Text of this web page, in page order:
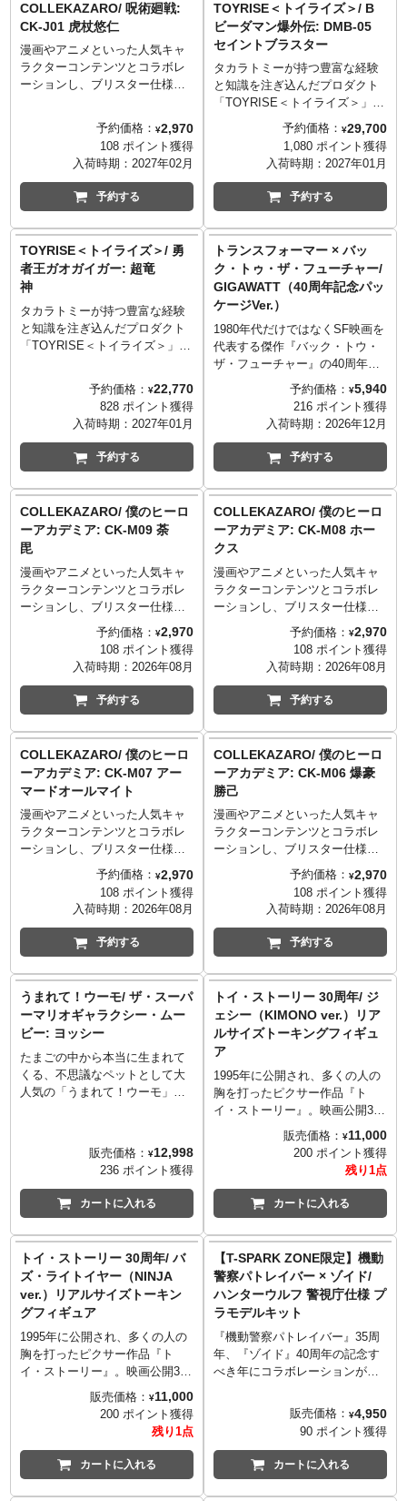
術廻戦0』の主人公でもある、亡
くなった幼馴染、織本梨花の呪
霊に囲まれる、日本に4人しかい
ない特級呪術師の一人「乙骨憂
太」。
界を支配する三大名家の一つ、
全院家の末裔で、東京呪術高等
学校の1年生「伏黒恵」。
COLLEKAZARO/ 呪術廻戦:
CK-J01 虎杖悠仁
漫画やアニメといった人気キャ
ラクターコンテンツとコラボレ
ーションし、ブリスター仕様の
フィギュアシリーズ
「COLLEKAZARO」。芥見下々
氏による呪術師の戦いを描いた
ダークファンタジー・バトル漫
画をアニメ化したアニメ『呪術
廻戦』とのコラボレーションア
れた身体能力を備えた少年で、
特級呪物・両面宿儺の指を食べ
たことがきっかけで、呪術の世
界に足を踏み入れることなった
主人公「虎杖悠仁」。
予約価格： ¥2,970
108 ポイント獲得
入荷時期： 2027年02月
予約する
TOYRISE＜トイライズ＞/ B
ビーダマン爆外伝: DMB-05
セイントブラスター
タカラトミーが持つ豊富な経験
と知識を注ぎ込んだプロダクト
「TOYRISE＜トイライズ＞」。
1998年のアニメ『Ｂビーダマン
爆外伝』から、トイライズのホ
ワイトブロス、ブルーブレイバ
ー、イエロークラッシャーが新
たな仕様のセットになって再登
場！新たなユニットとして、プ
付属（DMB-01、02、03に付属
した音声ユニットは付属しませ
ん。）。プラスチック製の玉を
後部のトリガーを押すことで発
射が可能。プラスチック製の玉
の内部には、プラネットエンブ
レムを刻印したディスクパーツ
はそれぞれライドモードへ変形
でき、頭部のビーダカプセルは
取り外しが可能！本体に装着し
た状態で回転することで、コッ
クピットから頭部へ変形！セッ
イントブラスターを組みたてる
こと出来ます。「トイライズ
DMB-04 ブラックデバスター
（別売）」と組み合わせること
で、セイントドラゴンを組み立
てることも可能！さらに、新規
造形にて、メイル装備状態のボ
おボン、きいろボン、くろボ
ン）付属し、各ビーダアーマー
のコックピットの搭乗が可能！
（DMB-01，02，03，04に付属
したノーマル状態のフィギュア
予約価格： ¥29,700
1,080 ポイント獲得
入荷時期： 2027年01月
予約する
TOYRISE＜トイライズ＞/ 勇
者王ガオガイガー: 超竜
神
タカラトミーが持つ豊富な経験
と知識を注ぎ込んだプロダクト
「TOYRISE＜トイライズ＞」か
リジナルアレンジによって、超
竜神の肩可動と完全変形の共存
を実現し、余剰パーツ無しでの
シンメトリカルドッキングが可
能！氷竜と炎竜のそれぞれに持
竜・炎竜に設定された豊富な武
器・装備がオプションパーツと
して同梱。ペンシルランチャー
は、イレイザーヘッドの保持を
補助するために、組み替えてス
タンドモードにすることも可
予約価格： ¥22,770
828 ポイント獲得
入荷時期： 2027年01月
予約する
トランスフォーマー × バッ
ク・トゥ・ザ・フューチャー/
GIGAWATT（40周年記念パッ
ケージVer.）
1980年代だけではなくSF映画を
代表する傑作『バック・トウ・
ザ・フューチャー』の40周年企
画として、2020年に発売して好
評を博したトランスフォーマー
とのコラボレーション企画、変
形するタイムマシン
『GIGAWATT』が40周年記念パ
ッケージ仕様で再び登場。ビー
した科学者「ドク」の顔を模し
たロボットモードに変形しま
す！
予約価格： ¥5,940
216 ポイント獲得
入荷時期： 2026年12月
予約する
COLLEKAZARO/ 僕のヒーロ
ーアカデミア: CK-M09 荼
毘
漫画やアニメといった人気キャ
ラクターコンテンツとコラボレ
ーションし、ブリスター仕様の
パッケージに入った3.75インチ
フィギュアシリーズ
「COLLEKAZARO」。連載が大
団円を迎えてもなお、その話題
が尽きない人気作品『僕のヒー
ローアカデミア』の第二弾がラ
り、現行のヒーロー社会崩壊を
目的とする超常解放戦線の実力
者「荼毘」。
予約価格： ¥2,970
108 ポイント獲得
入荷時期： 2026年08月
予約する
COLLEKAZARO/ 僕のヒーロ
ーアカデミア: CK-M08 ホー
クス
漫画やアニメといった人気キャ
ラクターコンテンツとコラボレ
ーションし、ブリスター仕様の
パッケージに入った3.75インチ
フィギュアシリーズ
「COLLEKAZARO」。連載が大
団円を迎えてもなお、その話題
が尽きない人気作品『僕のヒー
ローアカデミア』の第二弾がラ
ーローで常に先を見据えた"早す
ぎる男"「ホークス」。
予約価格： ¥2,970
108 ポイント獲得
入荷時期： 2026年08月
予約する
COLLEKAZARO/ 僕のヒーロ
ーアカデミア: CK-M07 アー
マードオールマイト
漫画やアニメといった人気キャ
ラクターコンテンツとコラボレ
ーションし、ブリスター仕様の
パッケージに入った3.75インチ
フィギュアシリーズ
「COLLEKAZARO」。連載が大
団円を迎えてもなお、その話題
が尽きない人気作品『僕のヒー
ローアカデミア』の第二弾がラ
インナップ！こちらは、戦う力
を失ったオールマイトが運命に
抗うべく私財の全てを投げ打っ
て用意した最後の戦闘形態「ア
ーマードオールマイト」。
予約価格： ¥2,970
108 ポイント獲得
入荷時期： 2026年08月
予約する
COLLEKAZARO/ 僕のヒーロ
ーアカデミア: CK-M06 爆豪
勝己
漫画やアニメといった人気キャ
ラクターコンテンツとコラボレ
ーションし、ブリスター仕様の
パッケージに入った3.75インチ
フィギュアシリーズ
「COLLEKAZARO」。連載が大
団円を迎えてもなお、その話題
が尽きない人気作品『僕のヒー
ローアカデミア』の第二弾がラ
インナップ！こちらは、主人
公、緑谷出久の幼馴染でありク
ラスメートである不良少年「爆
豪勝己」。天才肌であるが故の
挫折や葛藤を経験しヒーローへ
と成長する物語には欠かせない
キャラクターの一人。
予約価格： ¥2,970
108 ポイント獲得
入荷時期： 2026年08月
予約する
うまれて！ウーモ/ ザ・スーパ
ーマリオギャラクシー・ムー
ビー: ヨッシー
たまごの中から本当に生まれて
くる、不思議なペットとして大
人気の「うまれて！ウーモ」シ
わせ、劇中のヨッシーがライン
ナップしました！固定ピン、カ
バー、ふたを順番に外してタマ
ゴを取り出し、タマゴの下部を
じまり、ヨッシーが殻を割って
生まれてくるよ。ヨッシーには
鼻、頭にセンサー、背中にボタ
ンあり、鼻や頭をタッチするこ
とでリアクションしてくれるか
わいいやつ。ただし、たまごが
孵化するのは一度きりとなりま
うことをオススメいたします！
販売価格： ¥12,998
236 ポイント獲得
カートに入れる
トイ・ストーリー 30周年/ ジ
ェシー（KIMONO ver.）リア
ルサイズトーキングフィギュ
ア
1995年に公開され、多くの人の
胸を打ったピクサー作品『ト
イ・ストーリー』。映画公開30
周年記念商品として、ピクサー
公式監修のオリジナルショート
ムービー『日本の彼方へ、さあ
いくぞ！』に登場する、着物姿
のジェシーが、劇中そのままの
リアルサイズフィギュアとなっ
画そのままの声でセリフをしゃ
べり、日本語と英語の切替も可
能で、合計51種のセリフが楽し
めます。日本ならではのアイテ
ムをお見逃しなく！
販売価格： ¥11,000
200 ポイント獲得
残り1点
カートに入れる
トイ・ストーリー 30周年/ バ
ズ・ライトイヤー（NINJA
ver.）リアルサイズトーキン
グフィギュア
1995年に公開され、多くの人の
胸を打ったピクサー作品『ト
イ・ストーリー』。映画公開30
周年記念商品として、ピクサー
公式監修のオリジナルショート
ムービー『日本の彼方へ、さあ
いくぞ！』に登場する、忍者姿
のバズが、劇中そのままのリア
ルサイズフィギュアとなって登
販売価格： ¥11,000
200 ポイント獲得
残り1点
カートに入れる
【T-SPARK ZONE限定】機動
警察パトレイバー × ゾイド/
ハンターウルフ 警視庁仕様 プ
ラモデルキット
『機動警察パトレイバー』35周
年、『ゾイド』40周年の記念す
べき年にコラボレーションが決
MARKⅢとハンターウルフ警視
庁仕様が共闘する新設定で、機
体デザインはメカニックデザイ
ナーの天神英貴氏が手掛け、ヘ
ッドギアのメカニックデザイナ
販売価格： ¥4,950
90 ポイント獲得
カートに入れる